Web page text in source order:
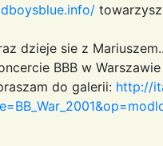
dzieje sie z
BBB w
do galerii: http://